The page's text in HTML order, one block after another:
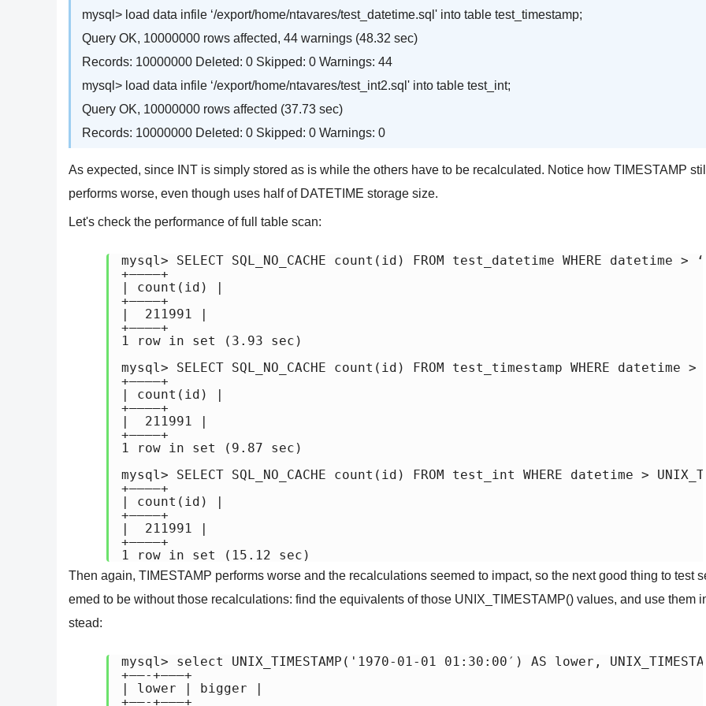
mysql> load data infile ‘/export/home/ntavares/test_datetime.sql' into table test_timestamp;
Query OK, 10000000 rows affected, 44 warnings (48.32 sec)
Records: 10000000 Deleted: 0 Skipped: 0 Warnings: 44
mysql> load data infile ‘/export/home/ntavares/test_int2.sql' into table test_int;
Query OK, 10000000 rows affected (37.73 sec)
Records: 10000000 Deleted: 0 Skipped: 0 Warnings: 0
As expected, since INT is simply stored as is while the others have to be recalculated. Notice how TIMESTAMP still
performs worse, even though uses half of DATETIME storage size.
Let's check the performance of full table scan:
mysql> SELECT SQL_NO_CACHE count(id) FROM test_datetime WHERE
+———–+
| count(id) |
+———–+
|  211991 |
+———–+
1 row in set (3.93 sec)
mysql> SELECT SQL_NO_CACHE count(id) FROM test_timestamp WHERE
+———–+
| count(id) |
+———–+
|  211991 |
+———–+
1 row in set (9.87 sec)
mysql> SELECT SQL_NO_CACHE count(id) FROM test_int WHERE datetime >
+———–+
| count(id) |
+———–+
|  211991 |
+———–+
1 row in set (15.12 sec)
Then again, TIMESTAMP performs worse and the recalculations seemed to impact, so the next good thing to test
emed to be without those recalculations: find the equivalents of those UNIX_TIMESTAMP() values, and use them
stead:
mysql> select UNIX_TIMESTAMP('1970-01-01 01:30:00′) AS lower,
+——-+——–+
| lower | bigger |
+——-+——–+